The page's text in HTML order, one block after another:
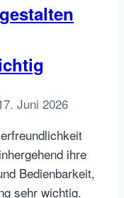
Juni 2026
ihre
Bedienbarkeit,
sehr wichtig.